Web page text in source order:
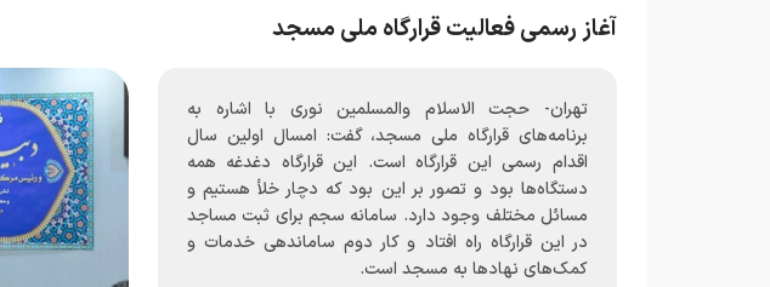
آغاز رسمی فعالیت قرارگاه ملی مسجد
تهران- حجت الاسلام والمسلمین نوری با اشاره به
برنامه‌های قرارگاه ملی مسجد، گفت: امسال اولین سال
اقدام رسمی این قرارگاه است. این قرارگاه دغدغه همه
دستگاه‌ها بود و تصور بر این بود که دچار خلأ هستیم و
مسائل مختلف وجود دارد. سامانه سجم برای ثبت مساجد
در این قرارگاه راه افتاد و کار دوم ساماندهی خدمات و
کمک‌های نهادها به مسجد است.